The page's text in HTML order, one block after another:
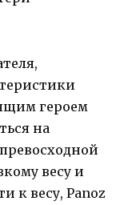
героем
на
весу и
к весу, Panoz